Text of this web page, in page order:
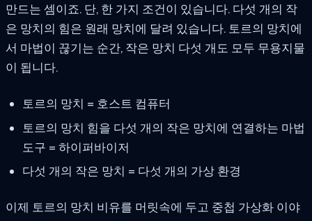
만드는 셈이죠. 단, 한 가지 조건이 있습니다. 다섯 개의 작
은 망치의 힘은 원래 망치에 달려 있습니다. 토르의 망치에
서 마법이 끊기는 순간, 작은 망치 다섯 개도 모두 무용지물
이 됩니다.
토르의 망치 = 호스트 컴퓨터
토르의 망치 힘을 다섯 개의 작은 망치에 연결하는 마법
도구 = 하이퍼바이저
다섯 개의 작은 망치 = 다섯 개의 가상 환경
이제 토르의 망치 비유를 머릿속에 두고 중첩 가상화 이야